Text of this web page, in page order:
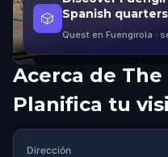
🎲
Spanish quarters
Quest en Fuengirola ·
Acerca de The
Planifica tu
Dirección